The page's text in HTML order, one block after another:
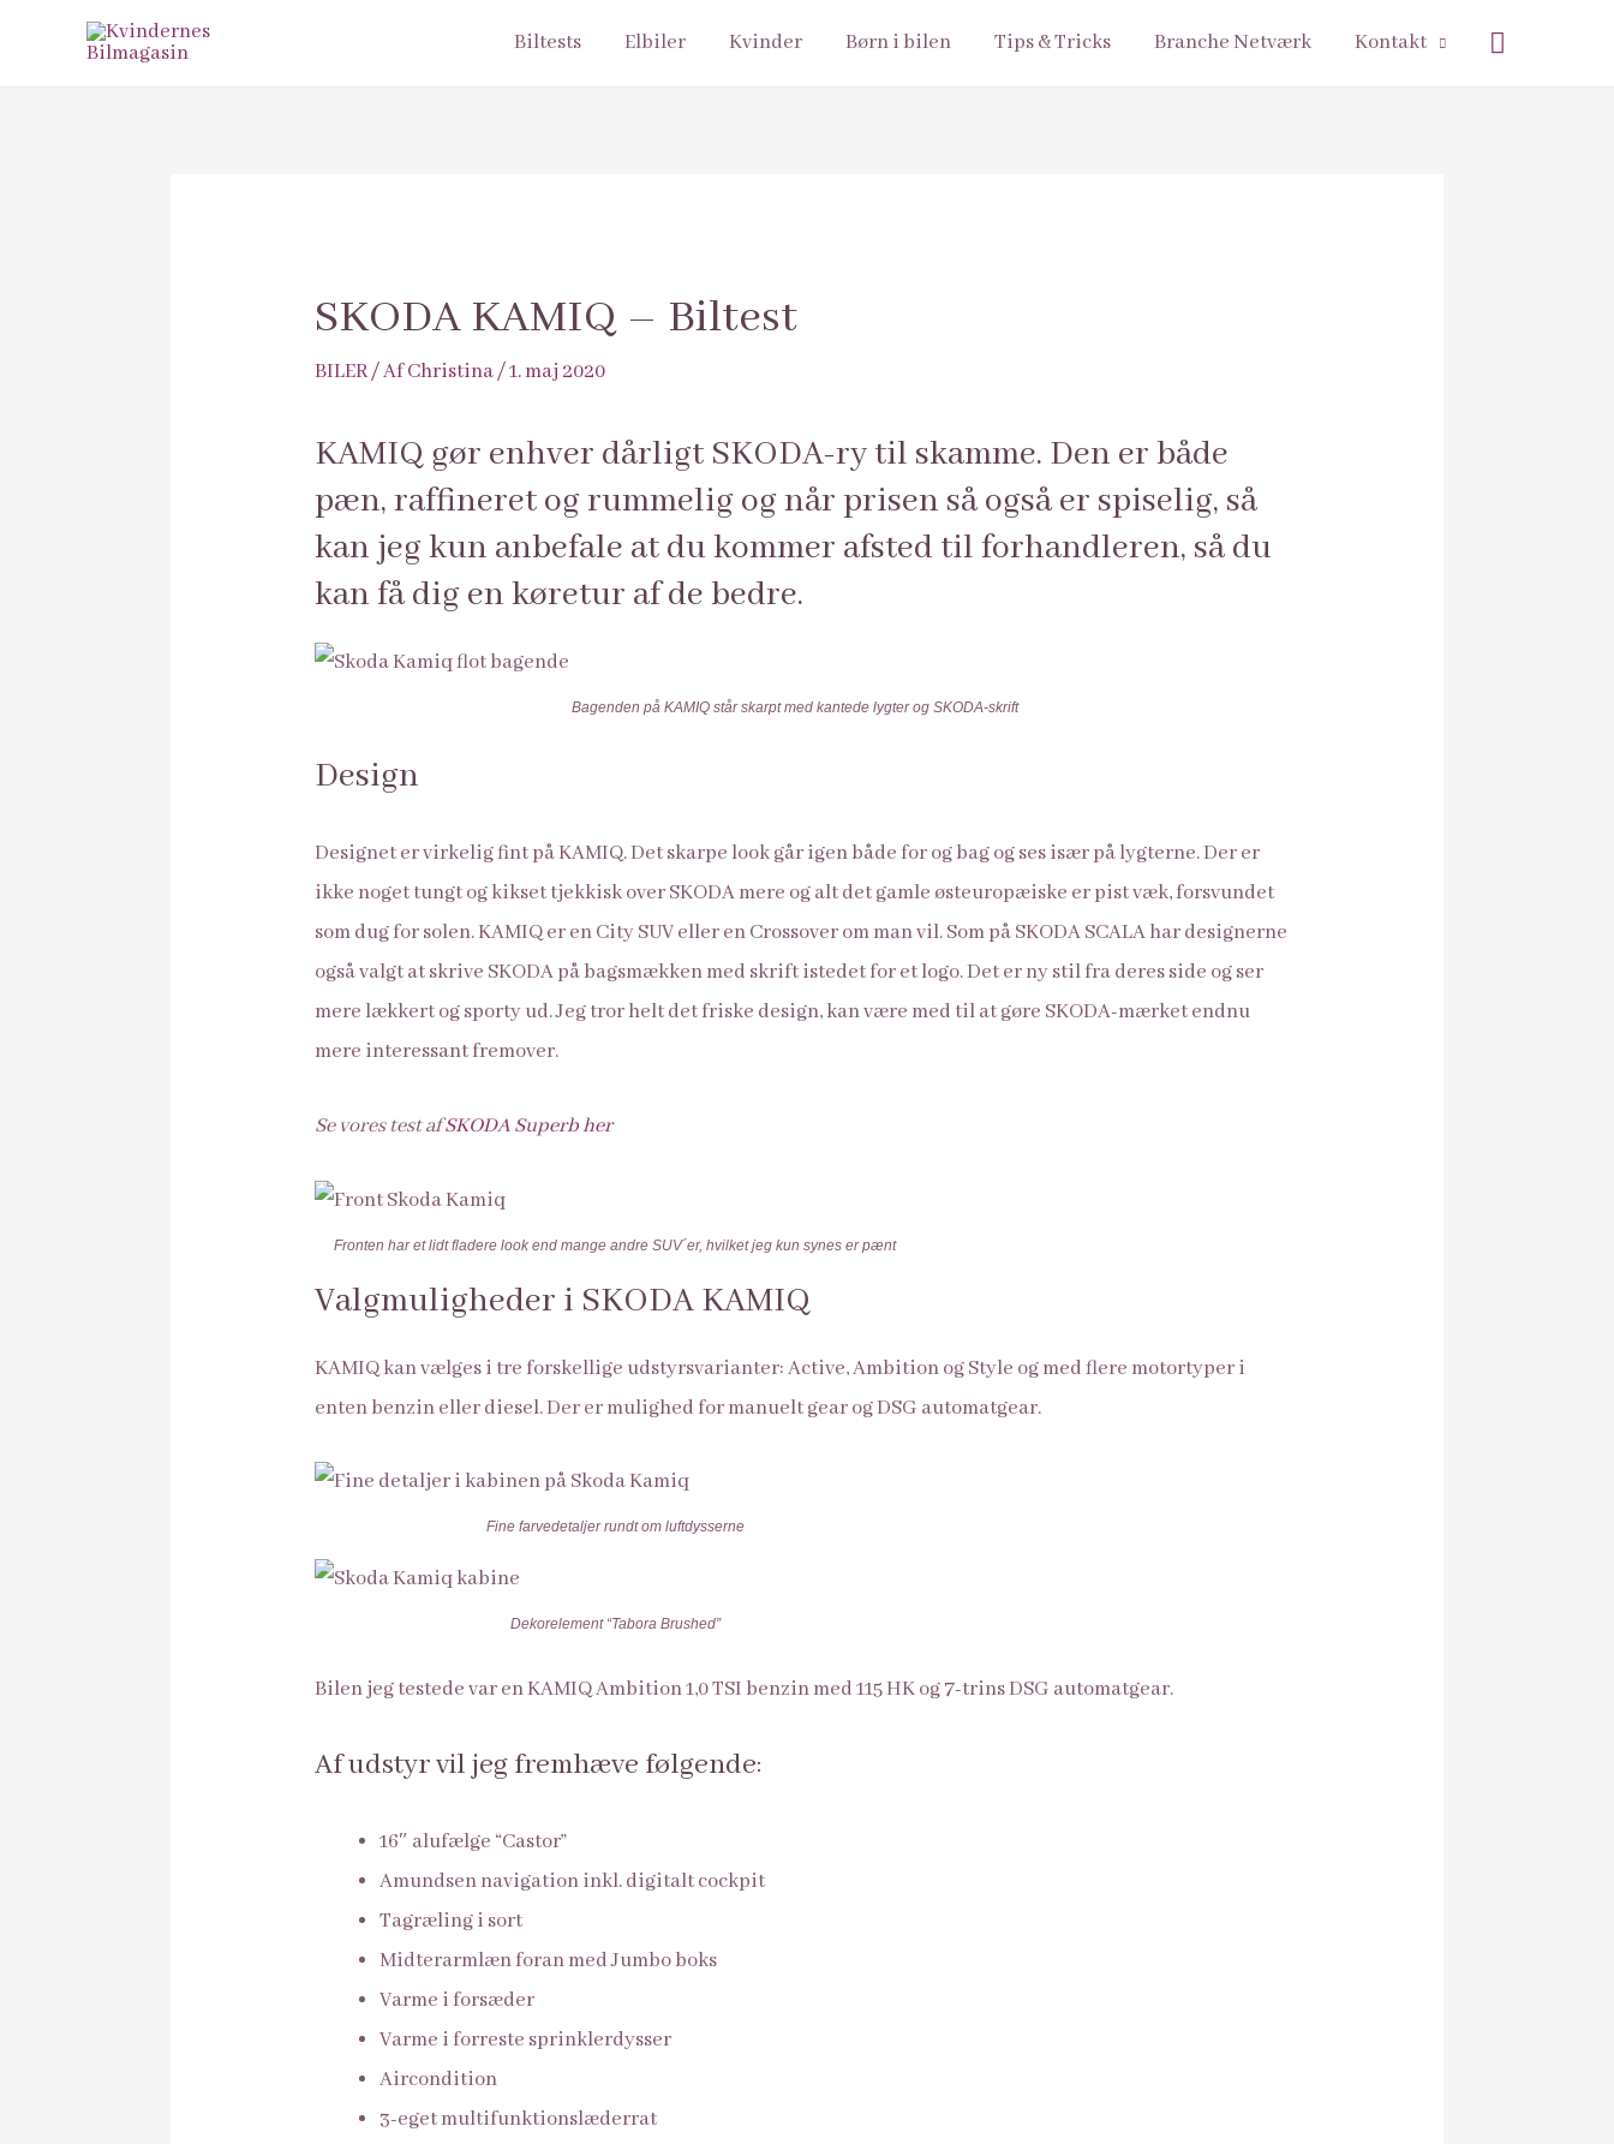
Biltests Elbiler Kvinder Børn i bilen Tips & Tricks Branche Netværk Kontakt Søg
SKODA KAMIQ – Biltest
BILER/ AfChristina/1. maj 2020
KAMIQ gør enhver dårligt SKODA-ry til skamme. Den er både
pæn, raffineret og rummelig og når prisen så også er spiselig, så
kan jeg kun anbefale at du kommer afsted til forhandleren, så du
kan få dig en køretur af de bedre.
Bagenden på KAMIQ står skarpt med kantede lygter og SKODA-skrift
Design
Designet er virkelig fint på KAMIQ. Det skarpe look går igen både for og bag og ses især på lygterne. Der er
ikke noget tungt og kikset tjekkisk over SKODA mere og alt det gamle østeuropæiske er pist væk, forsvundet
som dug for solen. KAMIQ er en City SUV eller en Crossover om man vil. Som på SKODA SCALA har designerne
også valgt at skrive SKODA på bagsmækken med skrift istedet for et logo. Det er ny stil fra deres side og ser
mere lækkert og sporty ud. Jeg tror helt det friske design, kan være med til at gøre SKODA-mærket endnu
mere interessant fremover.
Se vores test afSKODA Superb her
Fronten har et lidt fladere look end mange andre SUV´er, hvilket jeg kun synes er pænt
Valgmuligheder i SKODA KAMIQ
KAMIQ kan vælges i tre forskellige udstyrsvarianter: Active, Ambition og Style og med flere motortyper i
enten benzin eller diesel. Der er mulighed for manuelt gear og DSG automatgear.
Fine farvedetaljer rundt om luftdysserne
Dekorelement “Tabora Brushed”
Bilen jeg testede var en KAMIQ Ambition 1,0 TSI benzin med 115 HK og 7-trins DSG automatgear.
Af udstyr vil jeg fremhæve følgende:
16″ alufælge “Castor”
Amundsen navigation inkl. digitalt cockpit
Tagræling i sort
Midterarmlæn foran med Jumbo boks
Varme i forsæder
Varme i forreste sprinklerdysser
Aircondition
3-eget multifunktionslæderrat